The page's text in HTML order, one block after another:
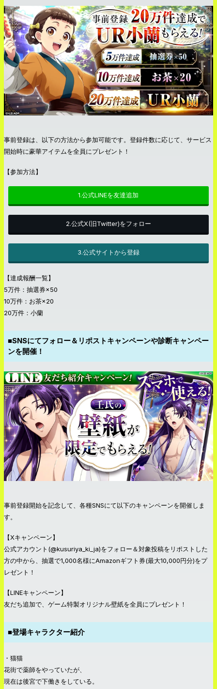
事前登録は、以下の方法から参加可能です。登録件数に応じて、サービス
開始時に豪華アイテムを全員にプレゼント！
【参加方法】
1.公式LINEを友達追加
2.公式X(旧Twitter)をフォロー
3.公式サイトから登録
【達成報酬一覧】
5万件：抽選券×50
10万件：お茶×20
20万件：小蘭
■SNSにてフォロー＆リポストキャンペーンや診断キャンペー
ンを開催！
事前登録開始を記念して、各種SNSにて以下のキャンペーンを開催しま
す。
【Xキャンペーン】
公式アカウント(@kusuriya_ki_ja)をフォロー＆対象投稿をリポストした
方の中から、抽選で1,000名様にAmazonギフト券(最大10,000円分)をプ
レゼント！
【LINEキャンペーン】
友だち追加で、ゲーム特製オリジナル壁紙を全員にプレゼント！
■登場キャラクター紹介
・猫猫
花街で薬師をやっていたが、
現在は後宮で下働きをしている。